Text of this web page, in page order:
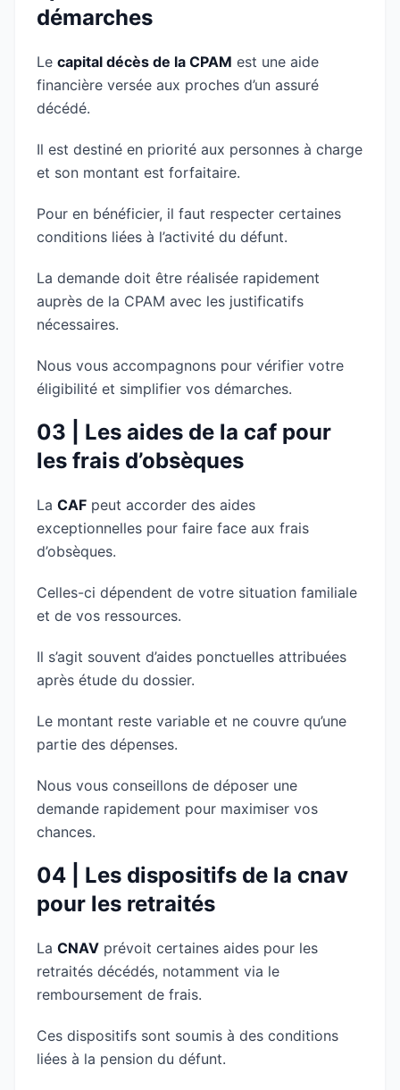
démarches
Le capital décès de la CPAM est une aide
financière versée aux proches d’un assuré
décédé.
Il est destiné en priorité aux personnes à charge
et son montant est forfaitaire.
Pour en bénéficier, il faut respecter certaines
conditions liées à l’activité du défunt.
La demande doit être réalisée rapidement
auprès de la CPAM avec les justificatifs
nécessaires.
Nous vous accompagnons pour vérifier votre
éligibilité et simplifier vos démarches.
03 | Les aides de la caf pour
les frais d’obsèques
La CAF peut accorder des aides
exceptionnelles pour faire face aux frais
d’obsèques.
Celles-ci dépendent de votre situation familiale
et de vos ressources.
Il s’agit souvent d’aides ponctuelles attribuées
après étude du dossier.
Le montant reste variable et ne couvre qu’une
partie des dépenses.
Nous vous conseillons de déposer une
demande rapidement pour maximiser vos
chances.
04 | Les dispositifs de la cnav
pour les retraités
La CNAV prévoit certaines aides pour les
retraités décédés, notamment via le
remboursement de frais.
Ces dispositifs sont soumis à des conditions
liées à la pension du défunt.